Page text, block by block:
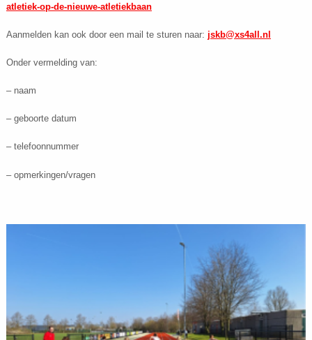
atletiek-op-de-nieuwe-atletiekbaan
Aanmelden kan ook door een mail te sturen naar: jskb@xs4all.nl
Onder vermelding van:
– naam
– geboorte datum
– telefoonnummer
– opmerkingen/vragen